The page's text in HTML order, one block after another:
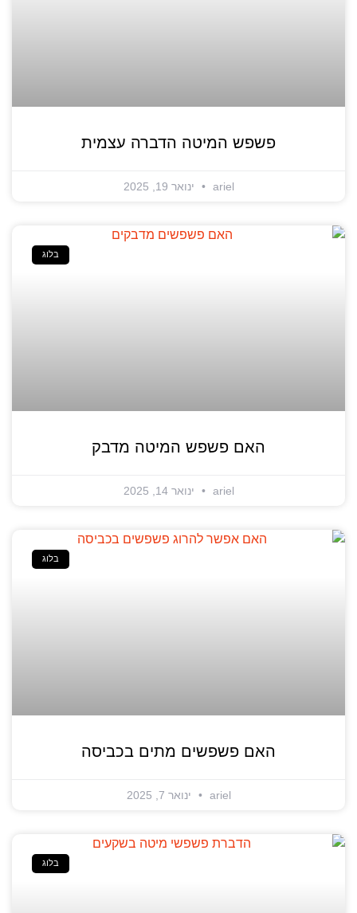
פשפש המיטה הדברה עצמית
ariel ינואר 19, 2025
בלוג
האם פשפש המיטה מדבק
ariel ינואר 14, 2025
בלוג
האם פשפשים מתים בכביסה
ariel ינואר 7, 2025
בלוג